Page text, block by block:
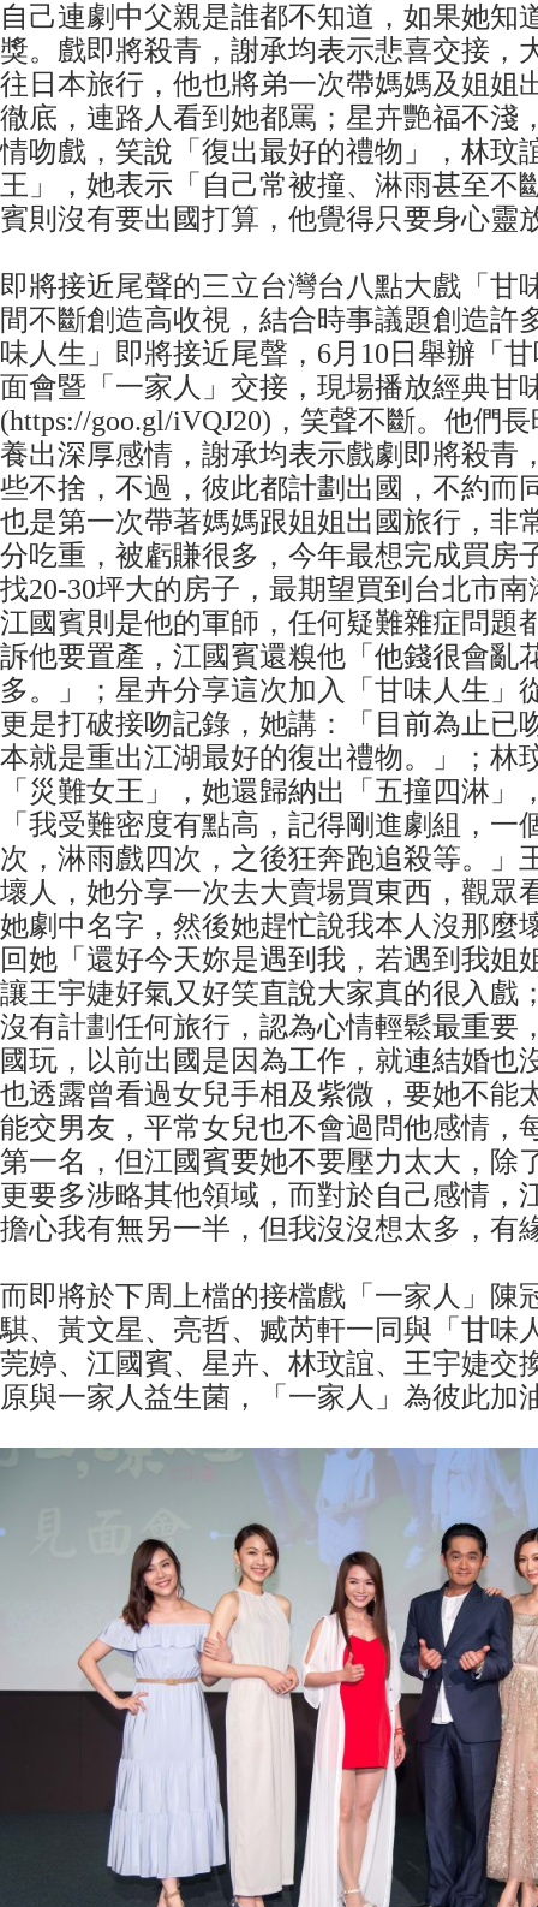
自己連劇中父親是誰都不知道，如果她知
獎。戲即將殺青，謝承均表示悲喜交接，
往日本旅行，他也將弟一次帶媽媽及姐姐
徹底，連路人看到她都罵；星卉艷福不淺
情吻戲，笑說「復出最好的禮物」，林玟
王」，她表示「自己常被撞、淋雨甚至不
賓則沒有要出國打算，他覺得只要身心靈
即將接近尾聲的三立台灣台八點大戲「甘
間不斷創造高收視，結合時事議題創造許
味人生」即將接近尾聲，6月10日舉辦「
面會暨「一家人」交接，現場播放經典甘
(https://goo.gl/iVQJ20)，笑聲不斷。他們
養出深厚感情，謝承均表示戲劇即將殺青
些不捨，不過，彼此都計劃出國，不約而
也是第一次帶著媽媽跟姐姐出國旅行，非
分吃重，被虧賺很多，今年最想完成買房
找20-30坪大的房子，最期望買到台北市
江國賓則是他的軍師，任何疑難雜症問題
訴他要置產，江國賓還糗他「他錢很會亂
多。」；星卉分享這次加入「甘味人生」
更是打破接吻記錄，她講：「目前為止已
本就是重出江湖最好的復出禮物。」；林
「災難女王」，她還歸納出「五撞四淋」
「我受難密度有點高，記得剛進劇組，一
次，淋雨戲四次，之後狂奔跑追殺等。」
壞人，她分享一次去大賣場買東西，觀眾
她劇中名字，然後她趕忙說我本人沒那麼
回她「還好今天妳是遇到我，若遇到我姐
讓王宇婕好氣又好笑直說大家真的很入戲
沒有計劃任何旅行，認為心情輕鬆最重要
國玩，以前出國是因為工作，就連結婚也
也透露曾看過女兒手相及紫微，要她不能
能交男友，平常女兒也不會過問他感情，
第一名，但江國賓要她不要壓力太大，除
更要多涉略其他領域，而對於自己感情，
擔心我有無另一半，但我沒沒想太多，有
而即將於下周上檔的接檔戲「一家人」陳
騏、黃文星、亮哲、臧芮軒一同與「甘味
莞婷、江國賓、星卉、林玟誼、王宇婕交
原與一家人益生菌，「一家人」為彼此加